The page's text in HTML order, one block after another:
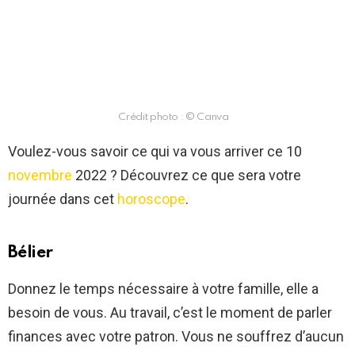
Crédit photo : © Canva
Voulez-vous savoir ce qui va vous arriver ce 10
novembre 2022 ? Découvrez ce que sera votre
journée dans cet horoscope.
Bélier
Donnez le temps nécessaire à votre famille, elle a
besoin de vous. Au travail, c’est le moment de parler
finances avec votre patron. Vous ne souffrez d’aucun